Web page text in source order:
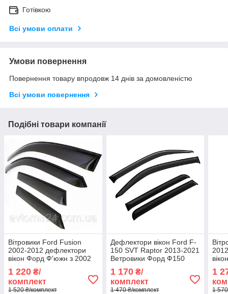
Готівкою
Всі умови оплати
Умови повернення
Повернення товару впродовж 14 днів за домовленістю
Всі умови повернення
Подібні товари компанії
Вітровики Ford Fusion
2002-2012 дефлектори
вікон Форд Ф'южн з 2002
1 220 ₴/
комплект
1 520 ₴/комплект
Дефлектори вікон Ford F-
150 SVT Raptor 2013-2021
Ветровики Форд Ф150
4шт
1 170₴/
комплект
1 470 ₴/комплект
4шт)
1
1